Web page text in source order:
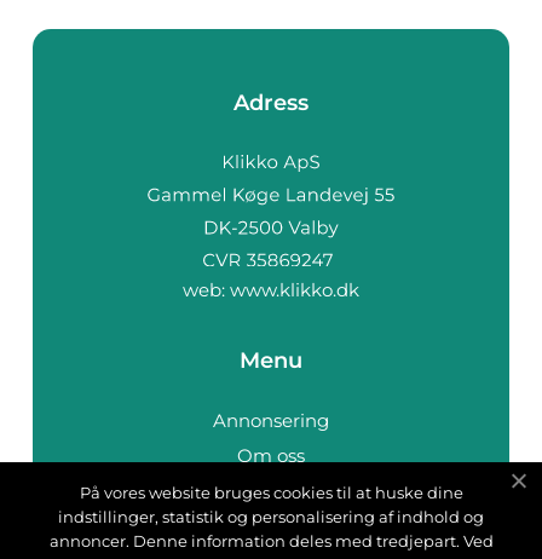
Adress
web: www.klikko.dk
Menu
Annonsering
Om oss
Cookies
Kontakta oss
På vores website bruges cookies til at huske dine
indstillinger, statistik og personalisering af indhold og
annoncer. Denne information deles med tredjepart. Ved